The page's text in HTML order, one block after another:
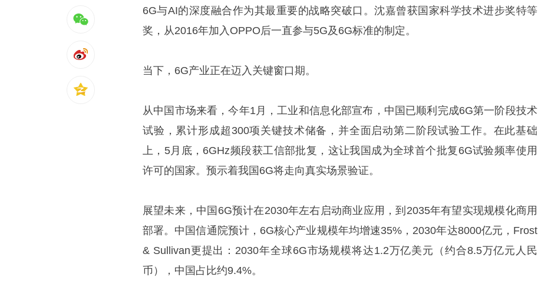
6G与AI的深度融合作为其最重要的战略突破口。沈嘉曾获国家科学技术进步奖特等
奖，从2016年加入OPPO后一直参与5G及6G标准的制定。
当下，6G产业正在迈入关键窗口期。
从中国市场来看，今年1月，工业和信息化部宣布，中国已顺利完成6G第一阶段技术
试验，累计形成超300项关键技术储备，并全面启动第二阶段试验工作。在此基础
上，5月底，6GHz频段获工信部批复，这让我国成为全球首个批复6G试验频率使用
许可的国家。预示着我国6G将走向真实场景验证。
展望未来，中国6G预计在2030年左右启动商业应用，到2035年有望实现规模化商用
部署。中国信通院预计，6G核心产业规模年均增速35%，2030年达8000亿元，Frost
& Sullivan更提出：2030年全球6G市场规模将达1.2万亿美元（约合8.5万亿元人民
币），中国占比约9.4%。